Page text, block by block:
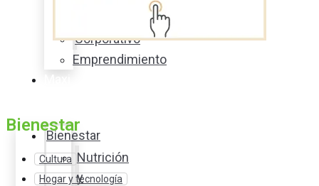
Corporativo
Emprendimiento
Bienestar
Nutrición
y
Bienestar
Cultura
Hogar y tecnología